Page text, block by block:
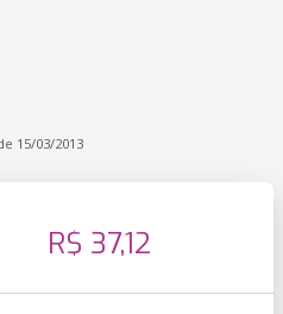
15/03/2013
R$ 37,12